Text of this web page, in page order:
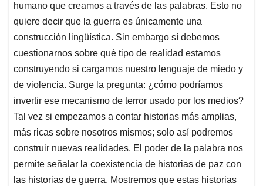
humano que creamos a través de las palabras. Esto no
quiere decir que la guerra es únicamente una
construcción lingüística. Sin embargo sí debemos
cuestionarnos sobre qué tipo de realidad estamos
construyendo si cargamos nuestro lenguaje de miedo y
de violencia. Surge la pregunta: ¿cómo podríamos
invertir ese mecanismo de terror usado por los medios?
Tal vez si empezamos a contar historias más amplias,
más ricas sobre nosotros mismos; solo así podremos
construir nuevas realidades. El poder de la palabra nos
permite señalar la coexistencia de historias de paz con
las historias de guerra. Mostremos que estas historias